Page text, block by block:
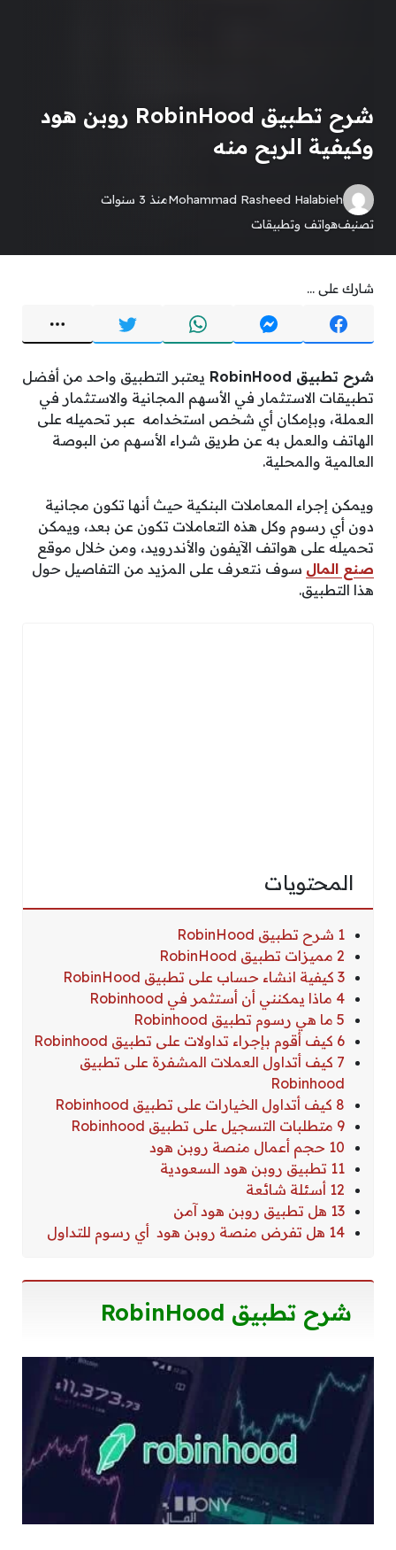
شرح تطبيق RobinHood روبن هود
وكيفية الربح منه
Mohammad Rasheed Halabiehمنذ 3 سنوات
تصنيفهواتف وتطبيقات
شارك على ...
شرح تطبيق RobinHood
يعتبر التطبيق واحد من أفضل
تطبيقات الاستثمار في الأسهم المجانية والاستثمار في
العملة، وبإمكان أي شخص استخدامه عبر تحميله على
الهاتف والعمل به عن طريق شراء الأسهم من البوصة
العالمية والمحلية.
ويمكن إجراء المعاملات البنكية حيث أنها تكون مجانية
دون أي رسوم وكل هذه التعاملات تكون عن بعد، ويمكن
تحميله على هواتف الآيفون والأندرويد، ومن خلال موقع
صنع المال سوف نتعرف على المزيد من التفاصيل حول
هذا التطبيق.
المحتويات
1 شرح تطبيق RobinHood
2 مميزات تطبيق RobinHood
3 كيفية انشاء حساب على تطبيق RobinHood
4 ماذا يمكنني أن أستثمر في Robinhood
5 ما هي رسوم تطبيق Robinhood
6 كيف أقوم بإجراء تداولات على تطبيق Robinhood
7 كيف أتداول العملات المشفرة على تطبيق
Robinhood
8 كيف أتداول الخيارات على تطبيق Robinhood
9 متطلبات التسجيل على تطبيق Robinhood
10 حجم أعمال منصة روبن هود
11 تطبيق روبن هود السعودية
12 أسئلة شائعة
13 هل تطبيق روبن هود آمن
14 هل تفرض منصة روبن هود أي رسوم للتداول
شرح تطبيق RobinHood